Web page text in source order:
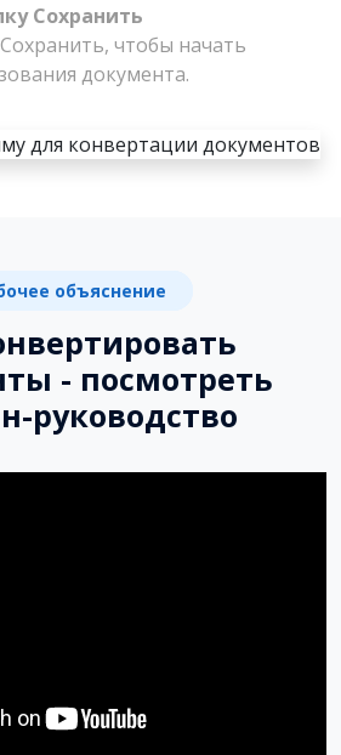
Сохранить
чтобы начать
документа.
объяснение
- посмотреть
руководство